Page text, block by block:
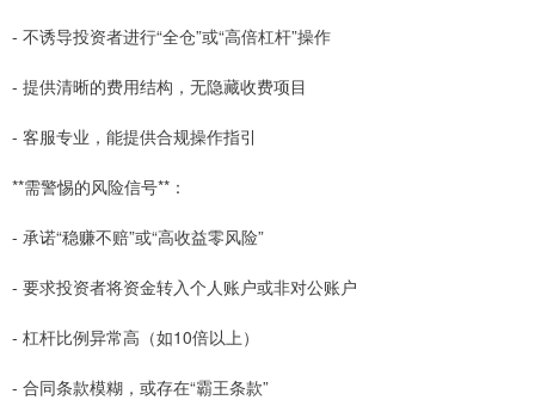
- 不诱导投资者进行“全仓”或“高倍杠杆”操作
- 提供清晰的费用结构，无隐藏收费项目
- 客服专业，能提供合规操作指引
**需警惕的风险信号**：
- 承诺“稳赚不赔”或“高收益零风险”
- 要求投资者将资金转入个人账户或非对公账户
- 杠杆比例异常高（如10倍以上）
- 合同条款模糊，或存在“霸王条款”